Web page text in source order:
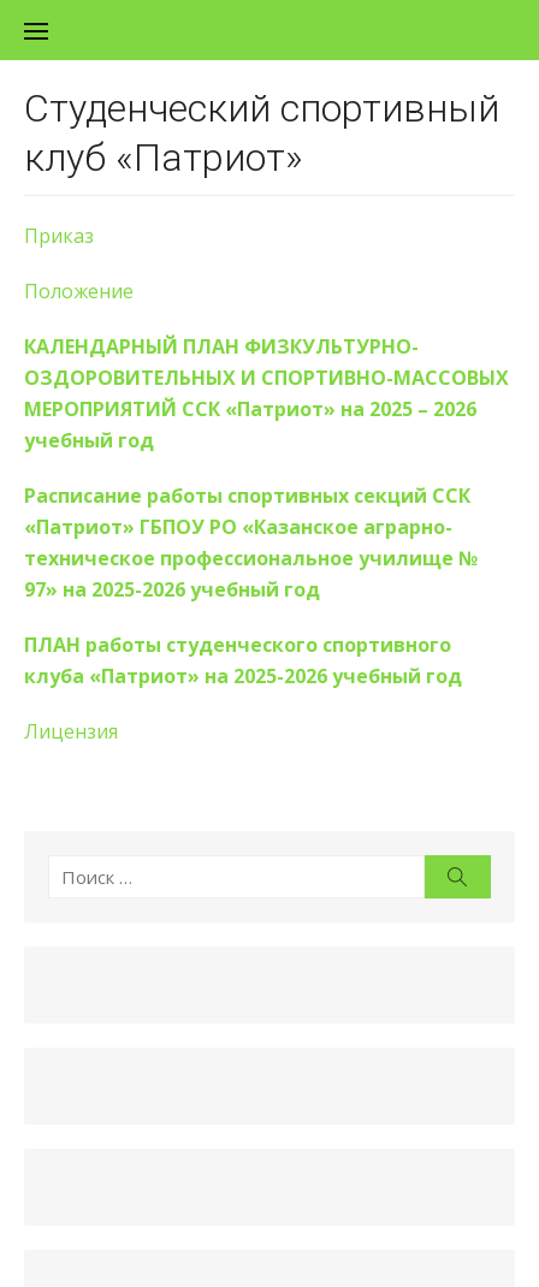
Студенческий спортивный
клуб «Патриот»
Приказ
Положение
КАЛЕНДАРНЫЙ ПЛАН ФИЗКУЛЬТУРНО-
ОЗДОРОВИТЕЛЬНЫХ И СПОРТИВНО-МАССОВЫХ
МЕРОПРИЯТИЙ ССК «Патриот» на 2025 – 2026
учебный год
Расписание работы спортивных секций ССК
«Патриот» ГБПОУ РО «Казанское аграрно-
техническое профессиональное училище №
97» на 2025-2026 учебный год
ПЛАН работы студенческого спортивного
клуба «Патриот» на 2025-2026 учебный год
Лицензия